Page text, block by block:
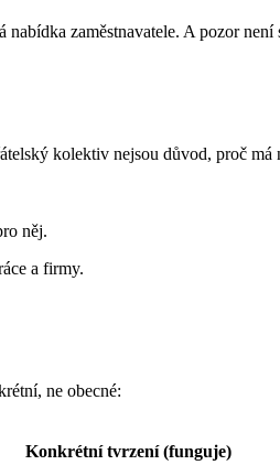
zaměstnavatele. A pozor
kolektiv nejsou důvod, proč má
něj.
a firmy.
ne obecné:
Konkrétní tvrzení (funguje)